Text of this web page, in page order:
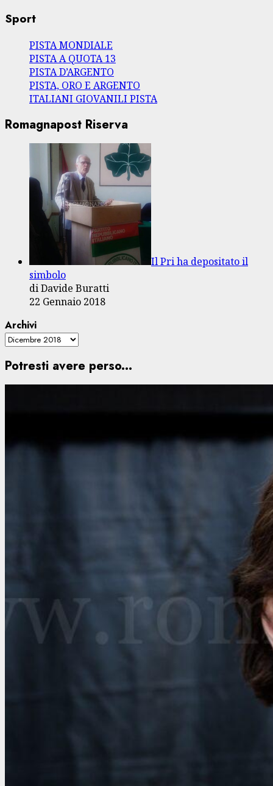
Sport
PISTA MONDIALE
PISTA A QUOTA 13
PISTA D’ARGENTO
PISTA, ORO E ARGENTO
ITALIANI GIOVANILI PISTA
Romagnapost Riserva
Il Pri ha depositato il
simbolo
di Davide Buratti
22 Gennaio 2018
Archivi
Potresti avere perso...